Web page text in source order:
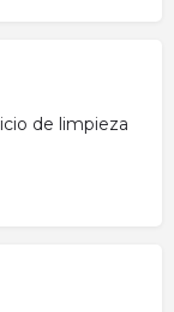
de limpieza